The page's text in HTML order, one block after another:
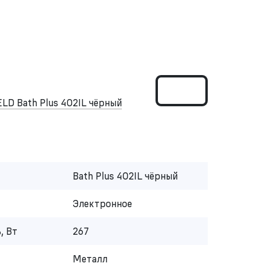
Bath Plus 402IL чёрный
Bath Plus 402IL чёрный
Электронное
Вт 267
Металл